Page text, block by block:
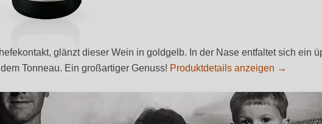
glänzt dieser Wein in goldgelb. In der Nase entfaltet sich ein
Tonneau. Ein großartiger Genuss! Produktdetails anzeigen →